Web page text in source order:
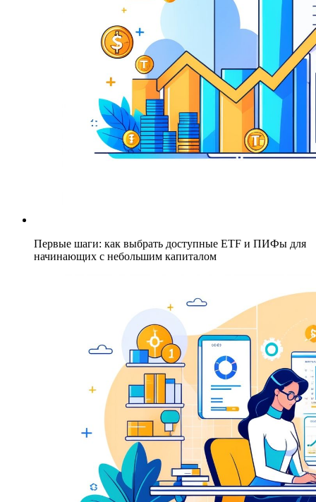
Первые шаги: как выбрать доступные ETF и ПИФы для
начинающих с небольшим капиталом